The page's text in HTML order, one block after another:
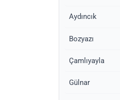
Aydıncık
Bozyazı
Çamlıyayla
Gülnar